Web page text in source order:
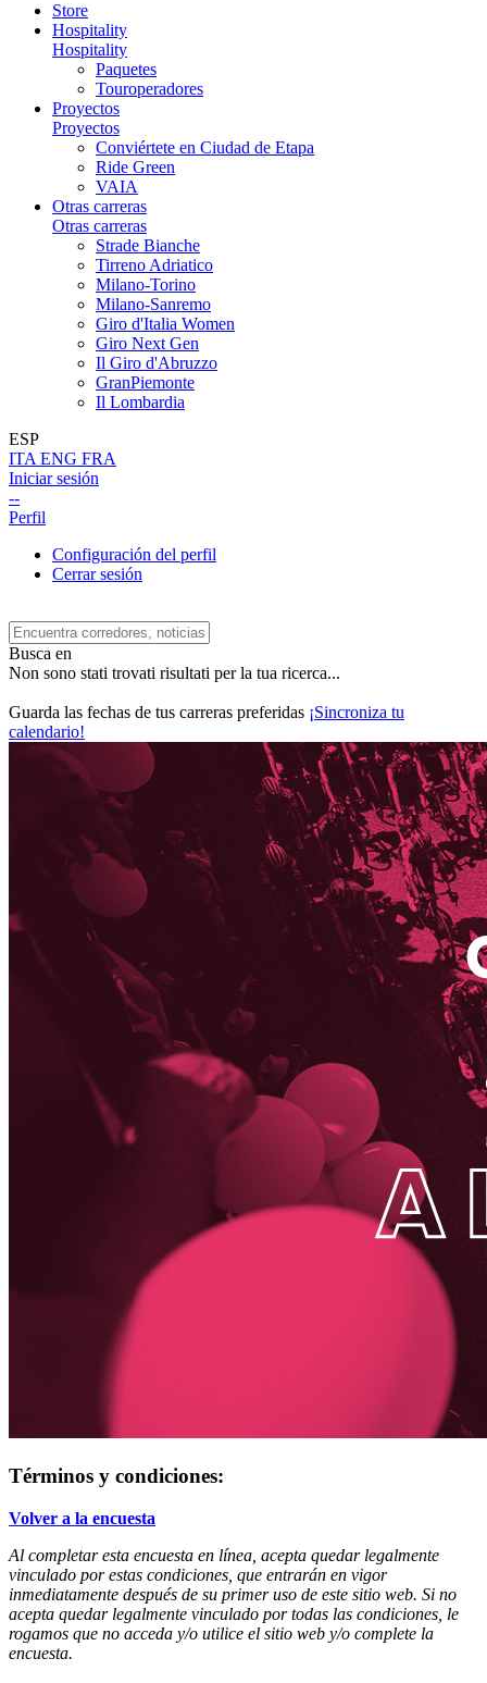
Store
Hospitality
Hospitality
Paquetes
Touroperadores
Proyectos
Proyectos
Conviértete en Ciudad de Etapa
Ride Green
VAIA
Otras carreras
Otras carreras
Strade Bianche
Tirreno Adriatico
Milano-Torino
Milano-Sanremo
Giro d'Italia Women
Giro Next Gen
Il Giro d'Abruzzo
GranPiemonte
Il Lombardia
ESP
ITA ENG FRA
Iniciar sesión
--
Perfil
Configuración del perfil
Cerrar sesión
Busca en
Non sono stati trovati risultati per la tua ricerca...
Guarda las fechas de tus carreras preferidas ¡Sincroniza tu
calendario!
Términos y condiciones:
Volver a la encuesta
Al completar esta encuesta en línea, acepta quedar legalmente
vinculado por estas condiciones, que entrarán en vigor
inmediatamente después de su primer uso de este sitio web. Si no
acepta quedar legalmente vinculado por todas las condiciones, le
rogamos que no acceda y/o utilice el sitio web y/o complete la
encuesta.